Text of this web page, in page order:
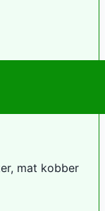
mat kobber